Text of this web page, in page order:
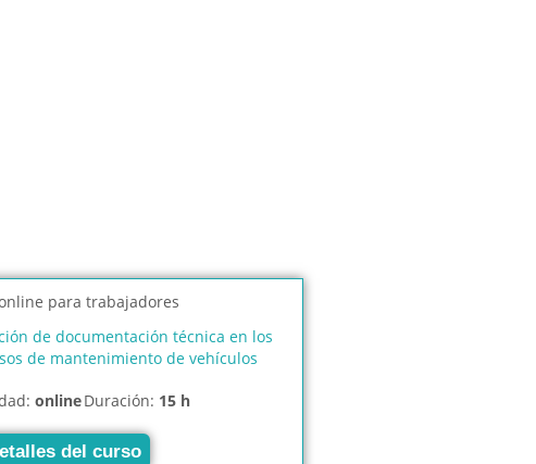
de documentación técnica en los
de mantenimiento de vehículos
onlineDuración: 15 h
del curso